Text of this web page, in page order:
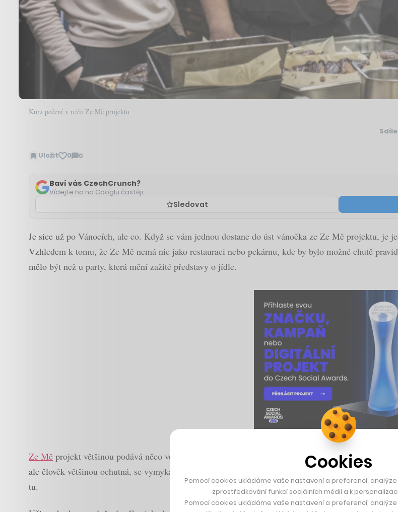
Kurz pečení v režii Ze Mě projektu
Uložit 0 0
Zobrazit
Baví vás CzechCrunch?
Vídejte ho na Googlu častěji.
Sledovat
Je sice už po Vánocích, ale co. Když se vám jednou dostane do úst vánočka ze Ze Mě projektu, je
Vzhledem k tomu, že Ze Mě nemá nic jako restauraci nebo pekárnu, kde by bylo možné chutě
mělo být než u party, která mění zažité představy o jídle.
Ze Mě projekt většinou podává něco velmi obyčejného, co si můžete dát kdekoli jinde – ať už je to
ale člověk většinou ochutná, se vymyká jakýmkoli předchozím zkušenostem. Nejinak je tomu i v
tu.
Cookies
Pomocí cookies ukládáme vaše nastavení a preferencí,
zprostředkování funkcí sociálních médií a k
Pomocí cookies ukládáme vaše nastavení a preferencí,